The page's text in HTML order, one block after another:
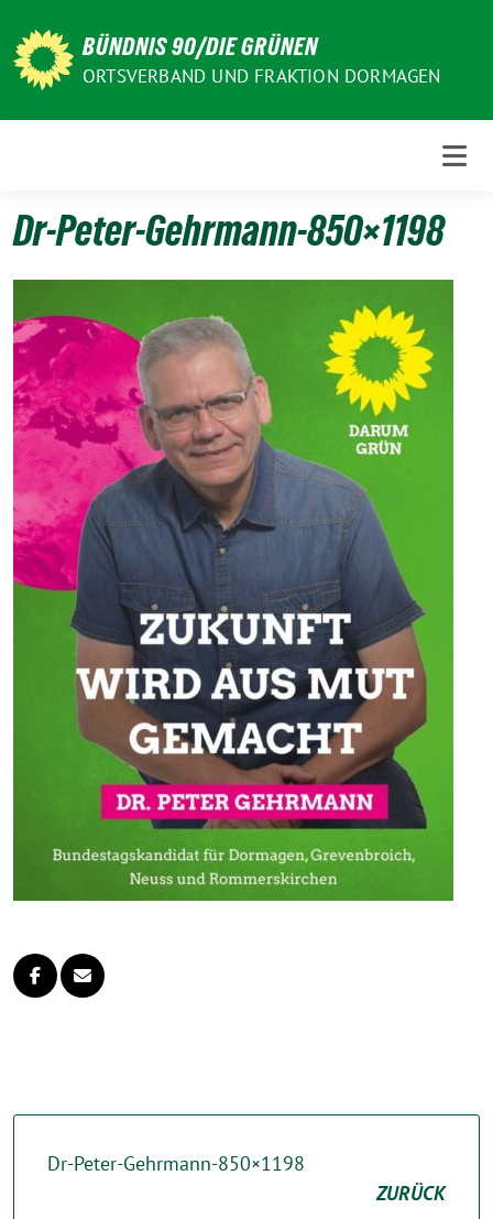
zum
Inhalt
BÜNDNIS 90/DIE GRÜNEN
ORTSVERBAND UND FRAKTION DORMAGEN
Dr-Peter-Gehrmann-850×1198
Dr-Peter-Gehrmann-850×1198
ZURÜCK